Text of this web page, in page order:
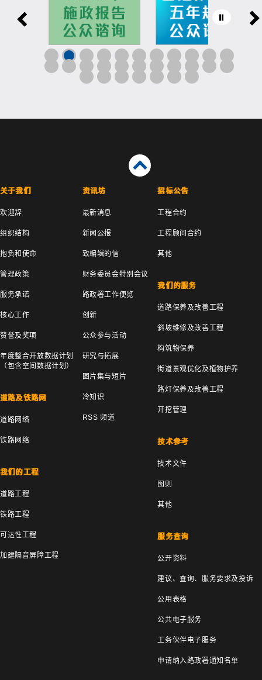
关于我们
欢迎辞
组织结构
抱负和使命
管理政策
服务承诺
核心工作
赞誉及奖项
年度整合开放数据计划
（包含空间数据计划）
道路及铁路网
道路网络
铁路网络
我们的工程
道路工程
铁路工程
可达性工程
加建隔音屏障工程
资讯坊
最新消息
新闻公报
致编辑的信
财务委员会特别会议
路政署工作便览
创新
公众参与活动
研究与拓展
图片集与短片
冷知识
RSS 频道
招标公告
工程合约
工程顾问合约
其他
我们的服务
道路保养及改善工程
斜坡维修及改善工程
构筑物保养
街道景观优化及植物护养
路灯保养及改善工程
开挖管理
技术参考
技术文件
图则
其他
服务查询
公开资料
建议、查询、服务要求及投诉
公用表格
公共电子服务
工务伙伴电子服务
申请纳入路政署通知名单